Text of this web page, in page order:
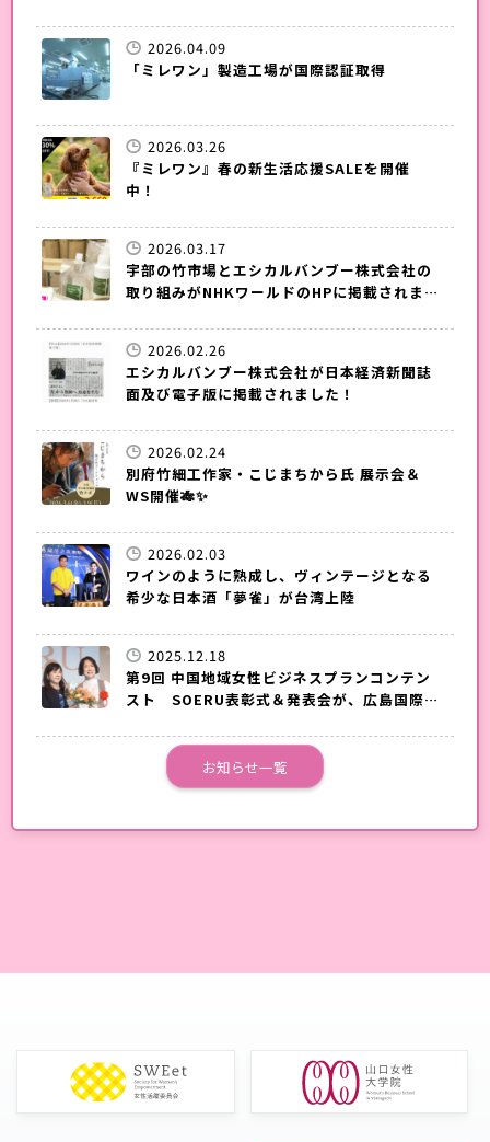
2026.04.09
「ミレワン」製造工場が国際認証取得
2026.03.26
『ミレワン』春の新生活応援SALEを開催
中！
2026.03.17
宇部の竹市場とエシカルバンブー株式会社の
取り組みがNHKワールドのHPに掲載されまし
2026.02.26
エシカルバンブー株式会社が日本経済新聞誌
面及び電子版に掲載されました！
2026.02.24
別府竹細工作家・こじまちから氏 展示会＆
WS開催🎋✨
2026.02.03
ワインのように熟成し、ヴィンテージとなる
希少な日本酒「夢雀」が台湾上陸
2025.12.18
第9回 中国地域女性ビジネスプランコンテン
スト SOERU表彰式＆発表会が、広島国際会
お知らせ一覧